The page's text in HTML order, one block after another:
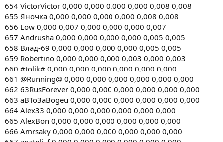
654 VictorVictor 0,000 0,000 0,000 0,000 0,008 0,008
655 Яночка 0,000 0,000 0,000 0,000 0,008 0,008
656 Low 0,000 0,007 0,000 0,000 0,000 0,007
657 Andrusha 0,000 0,000 0,000 0,000 0,005 0,005
658 Влад-69 0,000 0,000 0,000 0,000 0,005 0,005
659 Robertino 0,000 0,000 0,000 0,003 0,000 0,003
660 #tolik# 0,000 0,000 0,000 0,000 0,000 0,000
661 @Running@ 0,000 0,000 0,000 0,000 0,000 0,000
662 63RusForever 0,000 0,000 0,000 0,000 0,000 0,000
663 aBTo3aBogeu 0,000 0,000 0,000 0,000 0,000 0,000
664 Alex33 0,000 0,000 0,000 0,000 0,000 0,000
665 AlexBon 0,000 0,000 0,000 0,000 0,000 0,000
666 Amrsaky 0,000 0,000 0,000 0,000 0,000 0,000